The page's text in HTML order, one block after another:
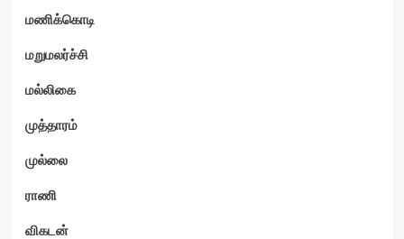
மணிக்கொடி
மறுமலர்ச்சி
மல்லிகை
முத்தாரம்
முல்லை
ராணி
விகடன்